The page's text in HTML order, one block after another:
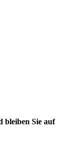
bleiben Sie auf